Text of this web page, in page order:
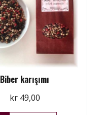
Biber karışımı
kr49,00